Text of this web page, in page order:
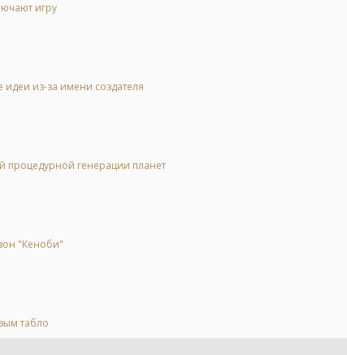
игру
из-за имени создателя
процедурной генерации планет
"Кеноби"
табло